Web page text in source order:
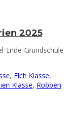
2025
Ende-Grundschule
, Elch Klasse,
Klasse, Robben